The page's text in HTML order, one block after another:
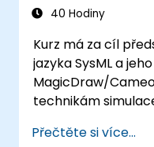
vzájemně propojit
automatizován.
40 Hodiny
Kurz má za cíl
jazyka SysML a
MagicDraw/
technikám
možnostem
Přečtěte si více...